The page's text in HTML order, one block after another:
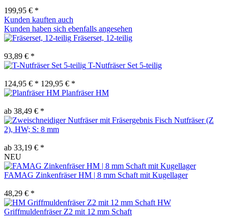
199,95 € *
Kunden kauften auch
Kunden haben sich ebenfalls angesehen
Fräserset, 12-teilig
93,89 € *
T-Nutfräser Set 5-teilig
124,95 € * 129,95 € *
Planfräser HM
ab 38,49 € *
Fisch Nutfräser (Z
2), HW; S: 8 mm
ab 33,19 € *
NEU
FAMAG Zinkenfräser HM | 8 mm Schaft mit Kugellager
48,29 € *
HW
Griffmuldenfräser Z2 mit 12 mm Schaft